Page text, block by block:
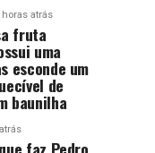
horas atrás
fruta
uma
esconde um
de
baunilha